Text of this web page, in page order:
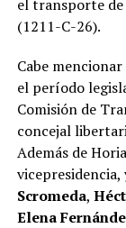
el transporte
(1211-C-26).
Cabe
el período
Comisión de
concejal
Además de
vicepresidencia,
Scromeda,
Elena